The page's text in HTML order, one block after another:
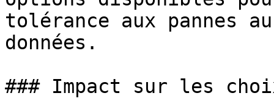
tolérance aux pannes
données.
### Impact sur les